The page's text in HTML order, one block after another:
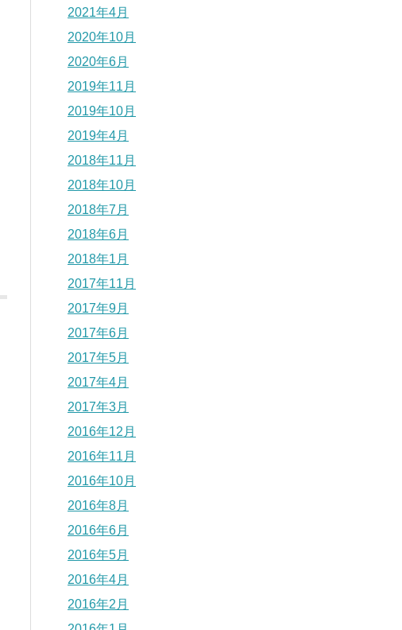
2021年4月
2020年10月
2020年6月
2019年11月
2019年10月
2019年4月
2018年11月
2018年10月
2018年7月
2018年6月
2018年1月
2017年11月
2017年9月
2017年6月
2017年5月
2017年4月
2017年3月
2016年12月
2016年11月
2016年10月
2016年8月
2016年6月
2016年5月
2016年4月
2016年2月